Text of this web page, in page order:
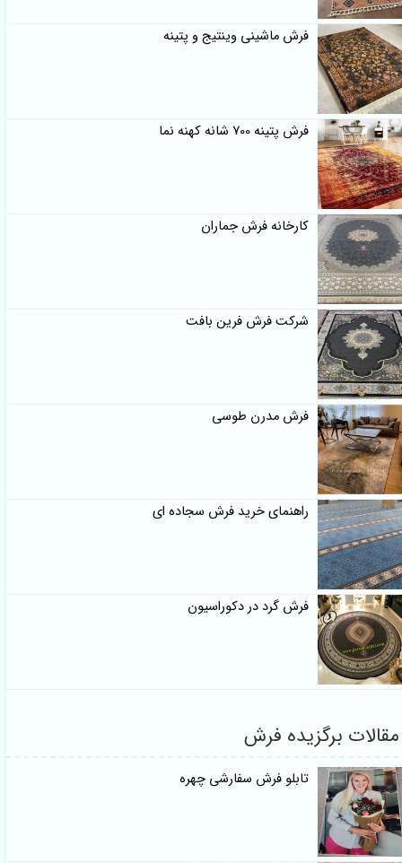
فرش ماشینی وینتیج و پتینه
فرش پتینه 700 شانه کهنه نما
کارخانه فرش جماران
شرکت فرش فرین بافت
فرش مدرن طوسی
راهنمای خرید فرش سجاده ای
فرش گرد در دکوراسیون
مقالات برگزیده فرش
تابلو فرش سفارشی چهره